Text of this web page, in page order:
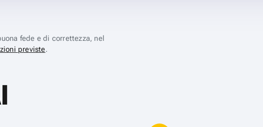
fede e di correttezza, nel
previste.